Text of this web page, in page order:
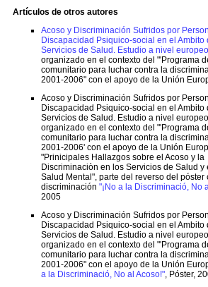
Artículos de otros autores
Acoso y Discriminación Sufridos por
Discapacidad Psiquico-social en el Ambito
Servicios de Salud. Estudio a nivel
organizado en el contexto del "'Programa
comunitario para luchar contra la
2001-2006" con el apoyo de la Unión
Acoso y Discriminación Sufridos por
Discapacidad Psiquico-social en el Ambito
Servicios de Salud. Estudio a nivel
organizado en el contexto del "'Programa
comunitario para luchar contra la
2001-2006' con el apoyo de la Unión
"Prinicipales Hallazgos sobre el Acoso y la
Discriminaciòn en los Servicios de Salud y
Salud Mental", parte del reverso del póster
discriminación "¡No a la Discriminació, No
2005
Acoso y Discriminación Sufridos por
Discapacidad Psiquico-social en el Ambito
Servicios de Salud. Estudio a nivel
organizado en el contexto del "'Programa
comunitario para luchar contra la
2001-2006" con el apoyo de la Unión
a la Discriminació, No al Acoso!", Póster,